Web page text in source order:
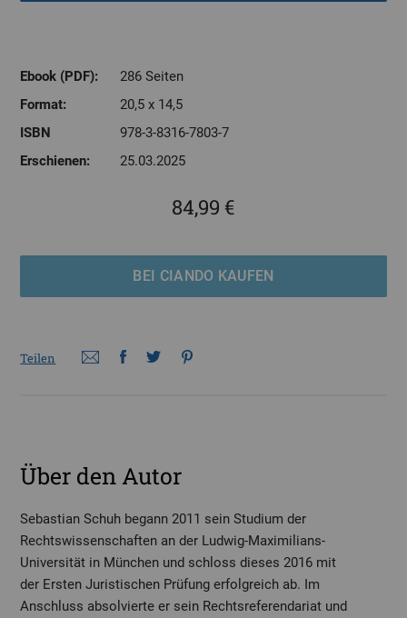
Ebook (PDF):
286 Seiten
Format:
20,5 x 14,5
ISBN
978-3-8316-7803-7
Erschienen:
25.03.2025
84,99 €
BEI CIANDO KAUFEN
Teilen
Über den Autor
Sebastian Schuh begann 2011 sein Studium der
Rechtswissenschaften an der Ludwig-Maximilians-
Universität in München und schloss dieses 2016 mit
der Ersten Juristischen Prüfung erfolgreich ab. Im
Anschluss absolvierte er sein Rechtsreferendariat und